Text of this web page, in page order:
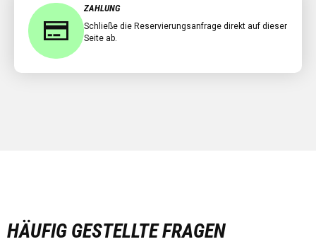
ZAHLUNG
Schließe die Reservierungsanfrage direkt auf dieser
Seite ab.
HÄUFIG GESTELLTE FRAGEN